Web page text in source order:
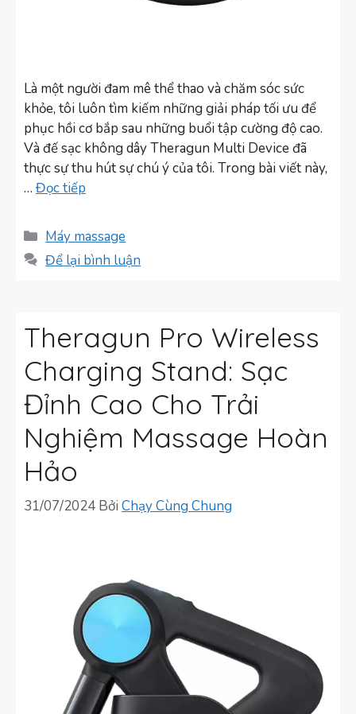
Là một người đam mê thể thao và chăm sóc sức
khỏe, tôi luôn tìm kiếm những giải pháp tối ưu để
phục hồi cơ bắp sau những buổi tập cường độ cao.
Và đế sạc không dây Theragun Multi Device đã
thực sự thu hút sự chú ý của tôi. Trong bài viết này,
… Đọc tiếp
Danh
mục
Máy massage
Để lại bình luận
Theragun Pro Wireless
Charging Stand: Sạc
Đỉnh Cao Cho Trải
Nghiệm Massage Hoàn
Hảo
31/07/2024 Bởi Chạy Cùng Chung